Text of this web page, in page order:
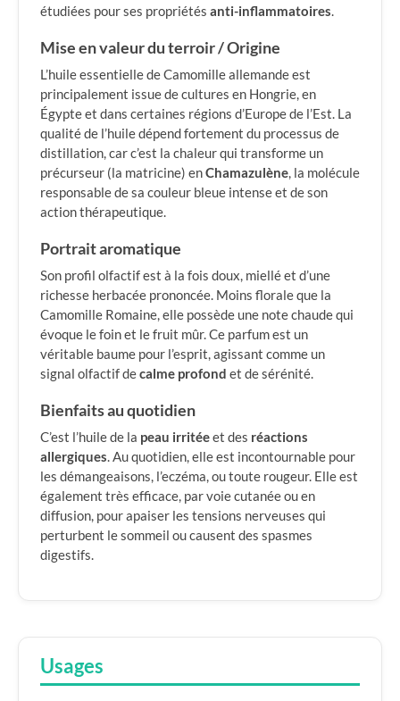
étudiées pour ses propriétés anti-inflammatoires.
Mise en valeur du terroir / Origine
L’huile essentielle de Camomille allemande est
principalement issue de cultures en Hongrie, en
Égypte et dans certaines régions d’Europe de l’Est. La
qualité de l’huile dépend fortement du processus de
distillation, car c’est la chaleur qui transforme un
précurseur (la matricine) enChamazulène, la molécule
responsable de sa couleur bleue intense et de son
action thérapeutique.
Portrait aromatique
Son profil olfactif est à la fois doux, miellé et d’une
richesse herbacée prononcée. Moins florale que la
Camomille Romaine, elle possède une note chaude qui
évoque le foin et le fruit mûr. Ce parfum est un
véritable baume pour l’esprit, agissant comme un
signal olfactif decalme profond et de sérénité.
Bienfaits au quotidien
C’est l’huile de la peau irritéeet des réactions
allergiques. Au quotidien, elle est incontournable pour
les démangeaisons, l’eczéma, ou toute rougeur. Elle est
également très efficace, par voie cutanée ou en
diffusion, pour apaiser les tensions nerveuses qui
perturbent le sommeil ou causent des spasmes
digestifs.
Usages